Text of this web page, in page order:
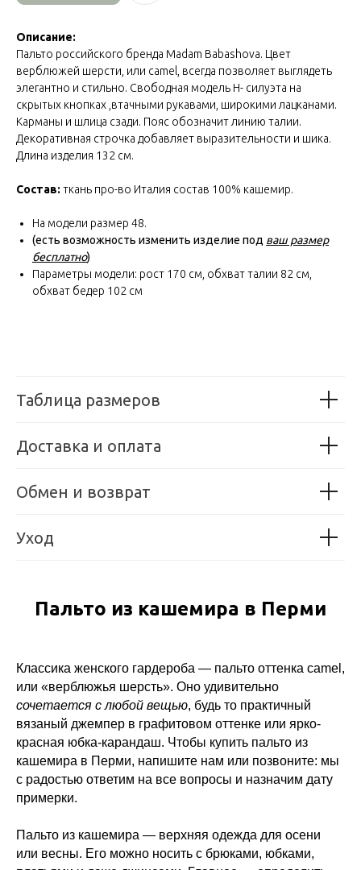
Описание:
Пальто российского бренда Madam Babashova. Цвет
верблюжей шерсти, или camel, всегда позволяет выглядеть
элегантно и стильно. Свободная модель Н- силуэта на
скрытых кнопках ,втачными рукавами, широкими лацканами.
Карманы и шлица сзади. Пояс обозначит линию талии.
Декоративная строчка добавляет выразительности и шика.
Длина изделия 132 см.
Состав: ткань про-во Италия состав 100% кашемир.
На модели размер 48.
(есть возможность изменить изделие под ваш размер
бесплатно)
Параметры модели: рост 170 см, обхват талии 82 см,
обхват бедер 102 см
Таблица размеров
Доставка и оплата
Обмен и возврат
Уход
Пальто из кашемира в Перми
Классика женского гардероба — пальто оттенка camel,
или «верблюжья шерсть». Оно удивительно
сочетается с любой вещью, будь то практичный
вязаный джемпер в графитовом оттенке или ярко-
красная юбка-карандаш. Чтобы купить пальто из
кашемира в Перми, напишите нам или позвоните: мы
с радостью ответим на все вопросы и назначим дату
примерки.
Пальто из кашемира — верхняя одежда для осени
или весны. Его можно носить с брюками, юбками,